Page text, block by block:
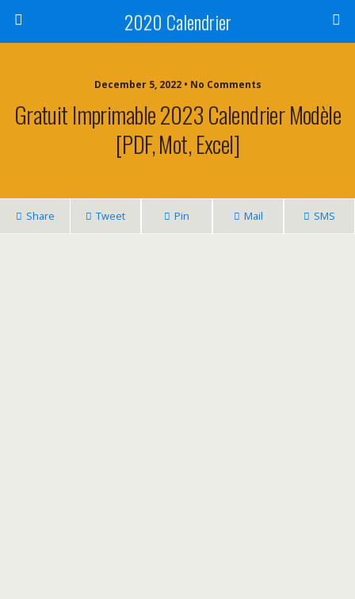
2020 Calendrier
December 5, 2022 • No Comments
Gratuit Imprimable 2023 Calendrier Modèle
[PDF, Mot, Excel]
Share Tweet Pin Mail SMS